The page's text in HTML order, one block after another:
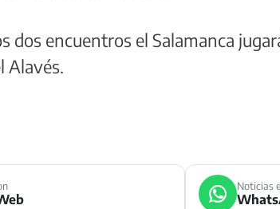
dos encuentros el Salamanca
Alavés.
Noticias